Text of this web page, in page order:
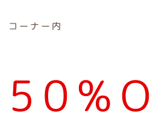
コーナー内
50%O